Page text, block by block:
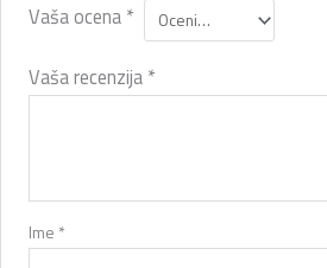
Vaša ocena *
Vaša recenzija *
Ime *